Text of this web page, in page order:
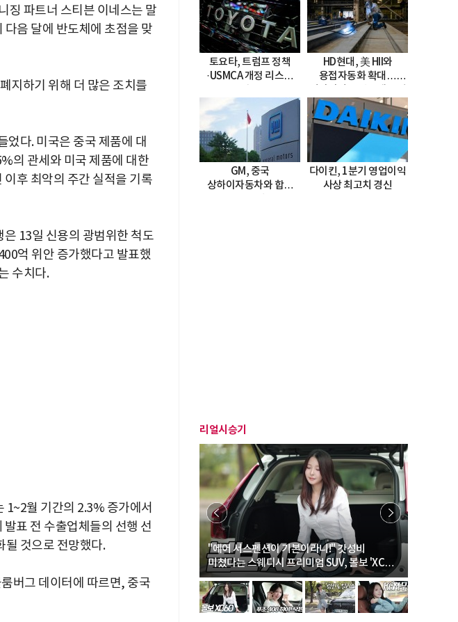
징 파트너 스티븐 이네스는 말
음 달에 반도체에 초점을 맞
지하기 위해 더 많은 조치를
다. 미국은 중국 제품에 대
의 관세와 미국 제품에 대한
후 최악의 주간 실적을 기록
13일 신용의 광범위한 척도
억 위안 증가했다고 발표했
수치다.
1~2월 기간의 2.3% 증가에서
표 전 수출업체들의 선행 선
될 것으로 전망했다.
버그 데이터에 따르면, 중국
토요타, 트럼프 정책
·USMCA 개정 리스크
HD현대, 美 HII와
용접자동화 확대…
도입
GM, 중국
상하이자동차와 합작
다이킨, 1분기 영업이익
사상 최고치 경신
리얼시승기
박지수 아나운서가 타본 ‘전설의 무쏘’… “여성·
"에어 서스펜션이 기본이라니!" 갓성비
미쳤다는 스웨디시 프리미엄 SUV, 볼보 'XC60
B5 울트라'